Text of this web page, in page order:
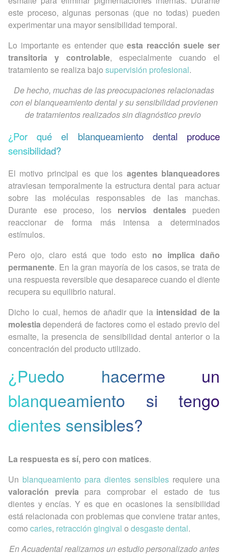
este proceso, algunas personas (que no todas) pueden
experimentar una mayor sensibilidad temporal.
Lo importante es entender queesta reacción suele ser
transitoria y controlable, especialmente cuando el
tratamiento se realiza bajo supervisión profesional.
De hecho, muchas de las preocupaciones relacionadas
con el blanqueamiento dental y su sensibilidad provienen
de tratamientos realizados sin diagnóstico previo
¿Por qué el blanqueamiento dental produce
sensibilidad?
El motivo principal es que los agentes blanqueadores
atraviesan temporalmente la estructura dental para actuar
sobre las moléculas responsables de las manchas.
Durante ese proceso, los nervios dentalespueden
reaccionar de forma más intensa a determinados
estímulos.
Pero ojo, claro está que todo esto no implica daño
permanente. En la gran mayoría de los casos, se trata de
una respuesta reversible que desaparece cuando el diente
recupera su equilibrio natural.
Dicho lo cual, hemos de añadir que la intensidad de la
molestia dependerá de factores como el estado previo del
esmalte, la presencia de sensibilidad dental anterior o la
concentración del producto utilizado.
¿Puedo hacerme un
blanqueamiento si tengo
dientes sensibles?
La respuesta es sí, pero con matices.
Un blanqueamiento para dientes sensibles requiere una
valoración previa para comprobar el estado de tus
dientes y encías. Y es que en ocasiones la sensibilidad
está relacionada con problemas que conviene tratar antes,
como caries, retracción gingival o desgaste dental.
En Acuadental realizamos un estudio personalizado antes